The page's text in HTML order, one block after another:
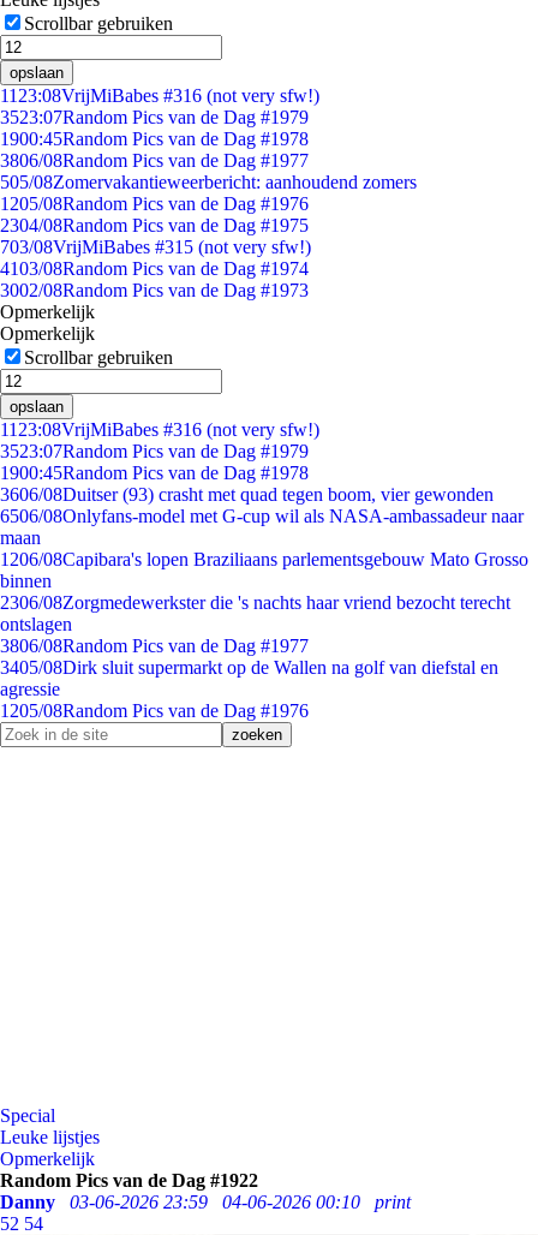
Scrollbar gebruiken
opslaan
11 23:08VrijMiBabes #316 (not very sfw!)
3523:07Random Pics van de Dag #1979
1900:45Random Pics van de Dag #1978
3806/08Random Pics van de Dag #1977
505/08Zomervakantieweerbericht: aanhoudend zomers
1205/08Random Pics van de Dag #1976
2304/08Random Pics van de Dag #1975
703/08VrijMiBabes #315 (not very sfw!)
4103/08Random Pics van de Dag #1974
3002/08Random Pics van de Dag #1973
Opmerkelijk
Opmerkelijk
Scrollbar gebruiken
opslaan
11 23:08VrijMiBabes #316 (not very sfw!)
3523:07Random Pics van de Dag #1979
1900:45Random Pics van de Dag #1978
3606/08Duitser (93) crasht met quad tegen boom, vier gewonden
6506/08Onlyfans-model met G-cup wil als NASA-ambassadeur naar
maan
1206/08Capibara's lopen Braziliaans parlementsgebouw Mato Grosso
binnen
2306/08Zorgmedewerkster die 's nachts haar vriend bezocht terecht
ontslagen
3806/08Random Pics van de Dag #1977
3405/08Dirk sluit supermarkt op de Wallen na golf van diefstal en
agressie
1205/08Random Pics van de Dag #1976
Special
Leuke lijstjes
Opmerkelijk
Random Pics van de Dag #1922
Danny
03-06-2026 23:59 04-06-2026 00:10
print
52 54